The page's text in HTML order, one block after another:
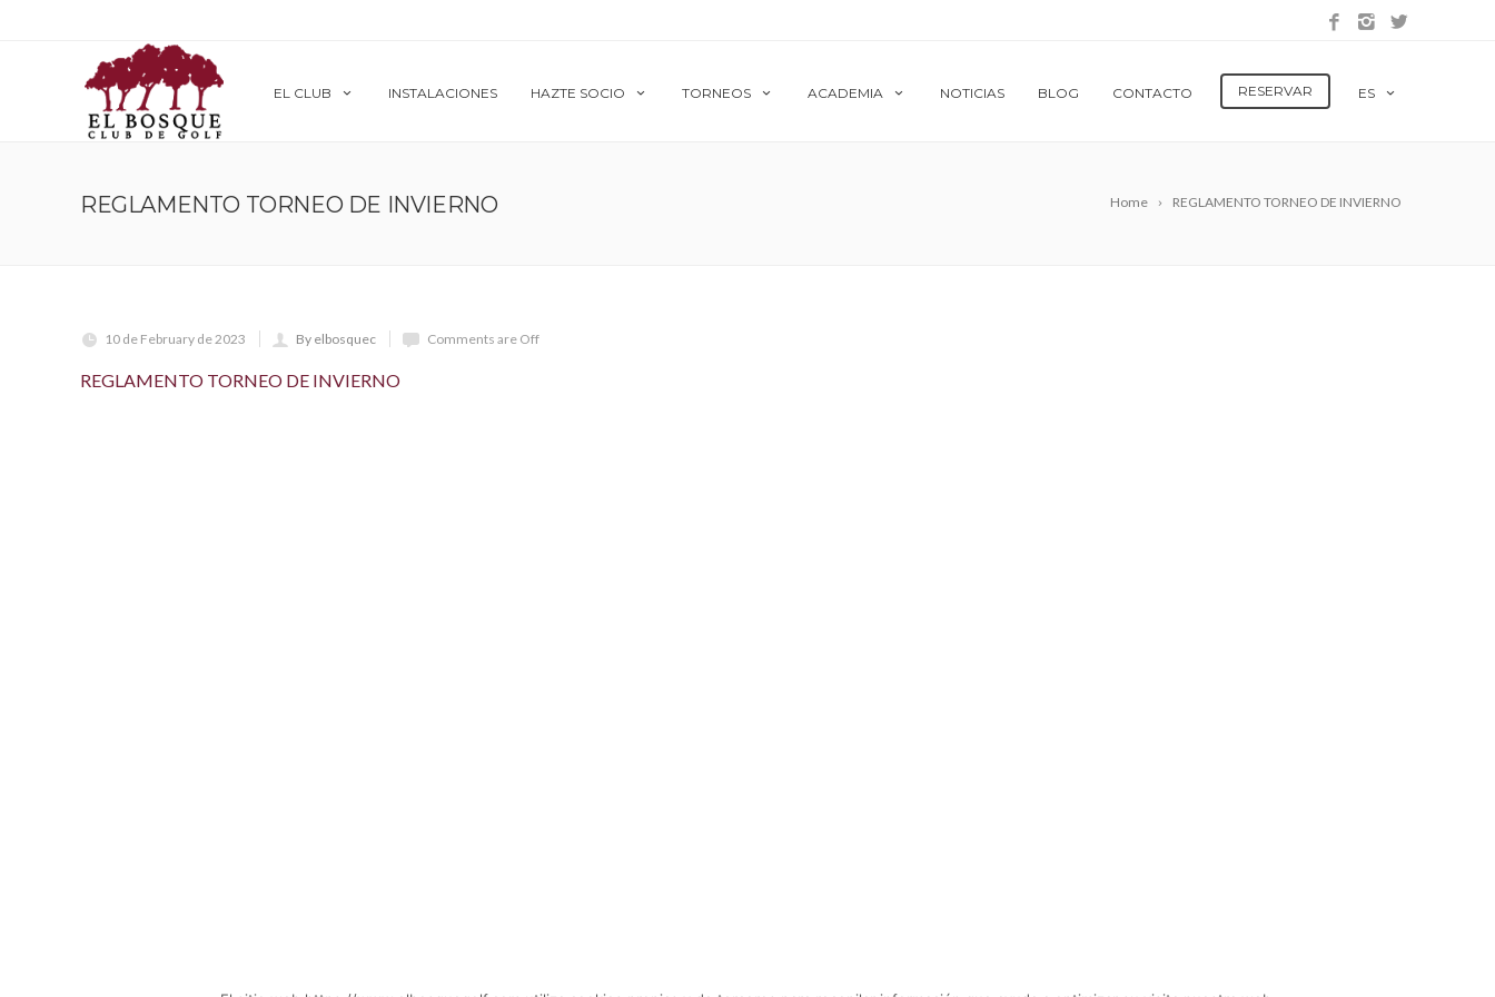
EL CLUB INSTALACIONES HAZTE SOCIO TORNEOS ACADEMIA NOTICIAS BLOG CONTACTO RESERVAR ES
Home REGLAMENTO TORNEO DE INVIERNO
REGLAMENTO TORNEO DE INVIERNO
10 de February de 2023 By elbosquec Comments are Off
REGLAMENTO TORNEO DE INVIERNO